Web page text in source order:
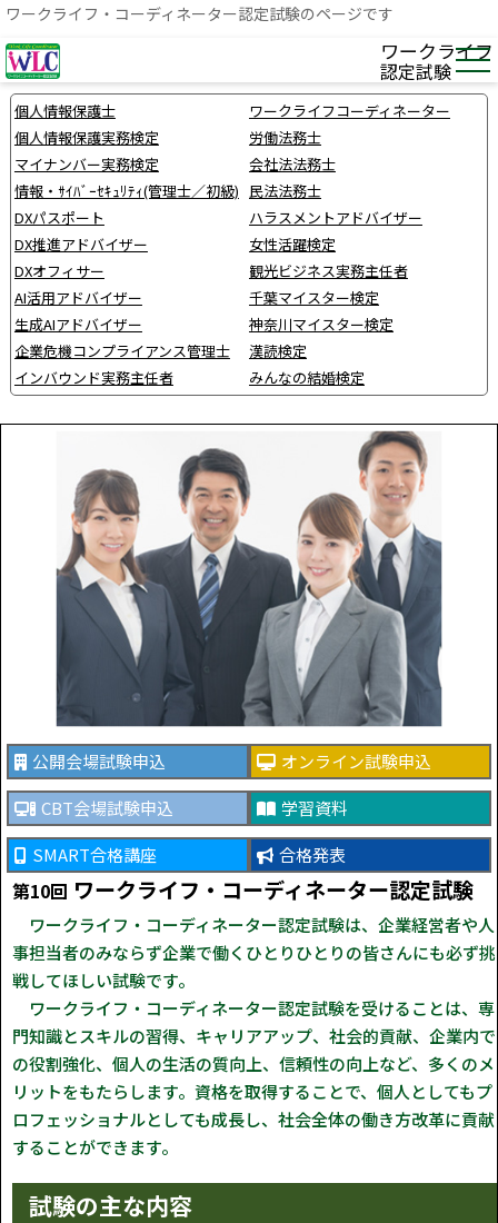
ワークライフ・コーディネーター認定試験のページです
ワークライ
認定試験
個人情報保護士
個人情報保護実務検定
マイナンバー実務検定
情報・ｻｲﾊﾞｰｾｷｭﾘﾃｨ(管理士／初級)
DXパスポート
DX推進アドバイザー
DXオフィサー
AI活用アドバイザー
生成AIアドバイザー
企業危機コンプライアンス管理士
インバウンド実務主任者
ワークライフコーディネーター
労働法務士
会社法法務士
民法法務士
ハラスメントアドバイザー
女性活躍検定
観光ビジネス実務主任者
千葉マイスター検定
神奈川マイスター検定
漢読検定
みんなの結婚検定
公開会場試験申込
オンライン試験申込
CBT会場試験申込
学習資料
SMART合格講座
合格発表
第10回 ワークライフ・コーディネーター認定試験
ワークライフ・コーディネーター認定試験は、企業経営者や人
事担当者のみならず企業で働くひとりひとりの皆さんにも必ず挑
戦してほしい試験です。
ワークライフ・コーディネーター認定試験を受けることは、専
門知識とスキルの習得、キャリアアップ、社会的貢献、企業内で
の役割強化、個人の生活の質向上、信頼性の向上など、多くのメ
リットをもたらします。資格を取得することで、個人としてもプ
ロフェッショナルとしても成長し、社会全体の働き方改革に貢献
することができます。
試験の主な内容